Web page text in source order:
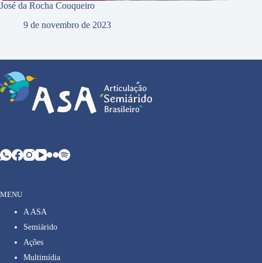
José da Rocha Couqueiro
9 de novembro de 2023
MENU
A ASA
Semiárido
Ações
Multimídia